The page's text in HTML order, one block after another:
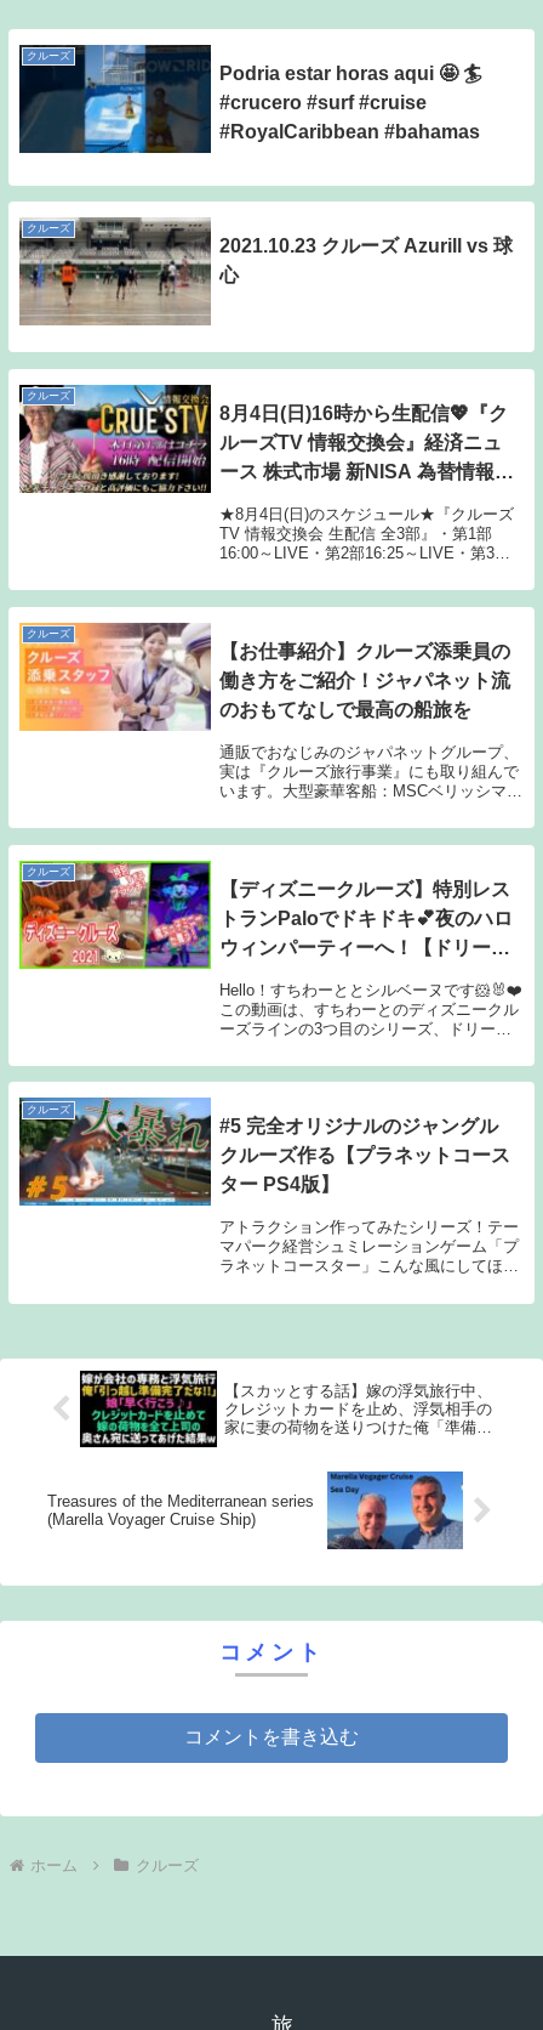
クルーズ
Podria estar horas aqui 🤩 🏄
#crucero #surf #cruise
#RoyalCaribbean #bahamas
クルーズ
2021.10.23 クルーズ Azurill vs 球
心
クルーズ
8月4日(日)16時から生配信💖『ク
ルーズTV 情報交換会』経済ニュ
ース 株式市場 新NISA 為替情報
ベトナムドン イラクディナール
ベーシックインカム
★8月4日(日)のスケジュール★『クルーズ
TV 情報交換会 生配信 全3部』・第1部
16:00～LIVE・第2部16:25～LIVE・第3部
場 全3部』・第1部19:00～LIVE・第2部
19:...
クルーズ
【お仕事紹介】クルーズ添乗員の
働き方をご紹介！ジャパネット流
のおもてなしで最高の船旅を
通販でおなじみのジャパネットグループ、
実は『クルーズ旅行事業』にも取り組んで
います。大型豪華客船：MSCベリッシマを
乗にいたるまで、全て自社で行っていま
す。こだわりの詰まったジャパネットクル
クルーズ
【ディズニークルーズ】特別レス
トランPaloでドキドキ💕夜のハロ
ウィンパーティーへ！【ドリーム
Hello！すちわーととシルベーヌです🐹🐰❤️
この動画は、すちわーとのディズニークル
ーズラインの3つ目のシリーズ、ドリーム
弾です！クルーズ2日目での「パロ」とい
う大人だけの特別レストランでブランチ
クルーズ
#5 完全オリジナルのジャングル
クルーズ作る【プラネットコース
ター PS4版】
アトラクション作ってみたシリーズ！テー
マパーク経営シュミレーションゲーム「プ
ラネットコースター」こんな風にしてほし
気軽にコメントへ！チャンネル登録、高評
【スカッとする話】嫁の浮気旅行中、
クレジットカードを止め、浮気相手の
家に妻の荷物を送りつけた俺「準備完
Treasures of the Mediterranean series
(Marella Voyager Cruise Ship)
コメント
コメントを書き込む
ホーム クルーズ
旅